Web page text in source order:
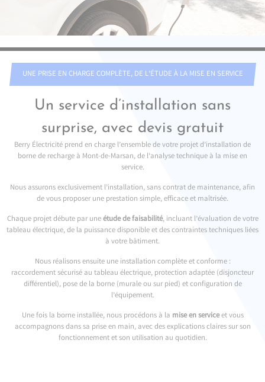
UNE PRISE EN CHARGE COMPLÈTE, DE L’ÉTUDE À LA MISE EN SERVICE
Un service d’installation sans
surprise, avec devis gratuit
Berry Électricité prend en charge l’ensemble de votre projet d’installation de
borne de recharge à Mont-de-Marsan, de l’analyse technique à la mise en
service.
Nous assurons exclusivement l’installation, sans contrat de maintenance, afin
de vous proposer une prestation simple, efficace et maîtrisée.
Chaque projet débute par uneétude de faisabilité, incluant l’évaluation de votre
tableau électrique, de la puissance disponible et des contraintes techniques liées
à votre bâtiment.
Nous réalisons ensuite une installation complète et conforme :
raccordement sécurisé au tableau électrique, protection adaptée (disjoncteur
différentiel), pose de la borne (murale ou sur pied) et configuration de
l’équipement.
Une fois la borne installée, nous procédons à la mise en serviceet vous
accompagnons dans sa prise en main, avec des explications claires sur son
fonctionnement et son utilisation au quotidien.